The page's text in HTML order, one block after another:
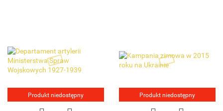
Produkt niedostępny Produkt niedostępny